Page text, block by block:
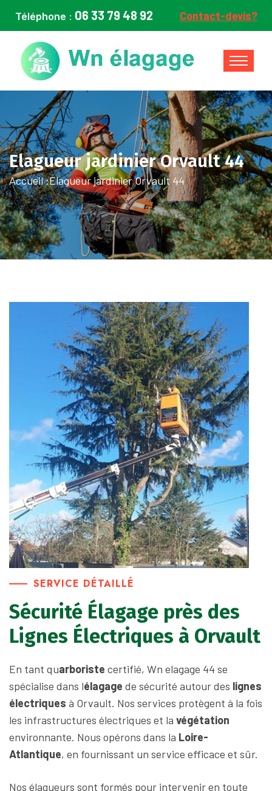
Téléphone : 06 33 79 48 92 Contact-devis?
Elagueur jardinier Orvault 44
Accueil :Elagueur jardinier Orvault 44
SERVICE DÉTAILLÉ
Sécurité Élagage près des
Lignes Électriques à Orvault
En tant quarboriste certifié, Wn elagage 44 se
spécialise dans lélagage de sécurité autour des lignes
électriques à Orvault. Nos services protègent à la fois
les infrastructures électriques et la végétation
environnante. Nous opérons dans la Loire-
Atlantique, en fournissant un service efficace et sûr.
Nos élagueurs sont formés pour intervenir en toute